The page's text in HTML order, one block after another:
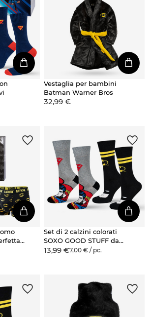
Vestaglia per bambini
Batman Warner Bros
32,99 €
Set di 2 calzini colorati
SOXO GOOD STUFF da
uomo Batman Superman
13,99 €7,00 € / pc.